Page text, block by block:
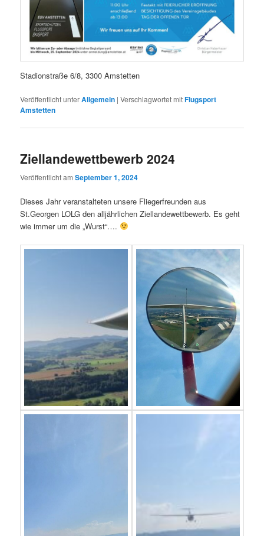
Stadionstraße 6/8, 3300 Amstetten
Veröffentlicht unterAllgemein |Verschlagwortet mitFlugsport
Amstetten
Ziellandewettbewerb 2024
Veröffentlicht amSeptember 1, 2024
Dieses Jahr veranstalteten unsere Fliegerfreunden aus
St.Georgen LOLG den alljährlichen Ziellandewettbewerb. Es geht
wie immer um die „Wurst“….